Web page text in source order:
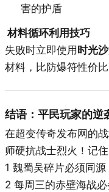
害的护盾
材料循环利用技巧
失败时立即使用 时光
材料，比防爆符性价比
结语：平民玩家的逆
在超变传奇发布网的
师硬抗战士烈火！记住
1 魏蜀吴碎片必须同源
2 每周三的赤壁海战